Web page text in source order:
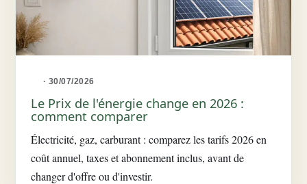
· 30/07/2026
Le Prix de l'énergie change en 2026 :
comment comparer
Électricité, gaz, carburant : comparez les tarifs 2026 en
coût annuel, taxes et abonnement inclus, avant de
changer d'offre ou d'investir.